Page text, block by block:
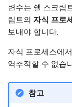
변수는 쉘 스크립
립트의 자식 프로
보내야 합니다.
자식 프로세스에
역추적할 수 없습
참고